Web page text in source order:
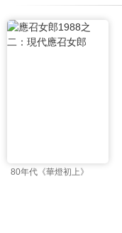
80年代《華燈初上》